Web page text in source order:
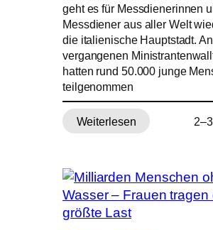
geht es für Messdienerinnen
Messdiener aus aller Welt
die italienische Hauptstadt.
vergangenen
hatten rund 50.000 junge
teilgenommen
Weiterlesen
:
Ministranten
pilgern
2028
wieder